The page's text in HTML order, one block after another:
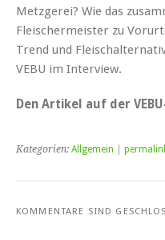
Metzgerei? Wie das
Fleischermeister zu
Trend und
VEBU im Interview.
Den Artikel auf der
Kategorien: Allgemein
KOMMENTARE SIND